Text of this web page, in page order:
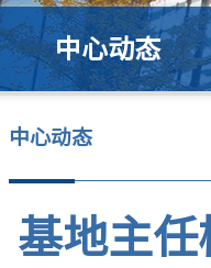
中心动态
中心动态
基地主